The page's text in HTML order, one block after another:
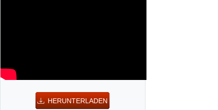
HERUNTERLADEN